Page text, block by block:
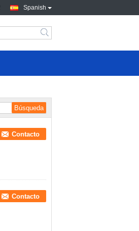
Spanish
Contacto
Contacto